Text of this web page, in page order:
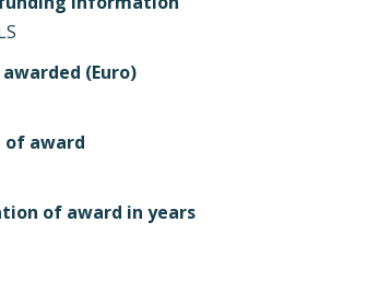
(Euro)
award
of award in years